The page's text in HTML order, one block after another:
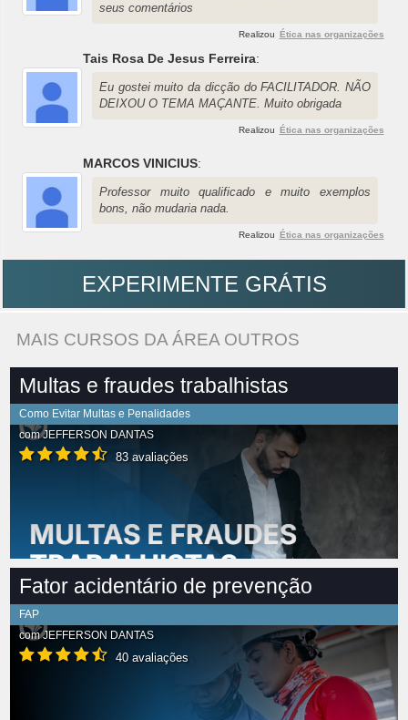
seus comentários
Realizou Ética nas organizações
Tais Rosa De Jesus Ferreira:
Eu gostei muito da dicção do FACILITADOR. NÃO
DEIXOU O TEMA MAÇANTE. Muito obrigada
Realizou Ética nas organizações
MARCOS VINICIUS:
Professor muito qualificado e muito exemplos
bons, não mudaria nada.
Realizou Ética nas organizações
EXPERIMENTE GRÁTIS
MAIS CURSOS DA ÁREA OUTROS
Multas e fraudes trabalhistas
Como Evitar Multas e Penalidades
comJEFFERSON DANTAS
83 avaliações
Fator acidentário de prevenção
FAP
comJEFFERSON DANTAS
40 avaliações